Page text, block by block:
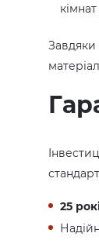
Завдяки
25